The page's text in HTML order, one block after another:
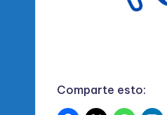
Comparte esto: